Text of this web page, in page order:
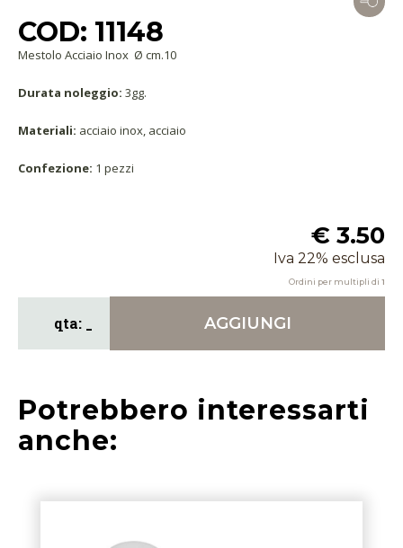
COD: 11148
Mestolo Acciaio Inox Ø cm.10
Durata noleggio: 3gg.
Materiali: acciaio inox, acciaio
Confezione: 1 pezzi
€ 3.50
Iva 22% esclusa
Ordini per multipli di 1
AGGIUNGI
Potrebbero interessarti
anche: